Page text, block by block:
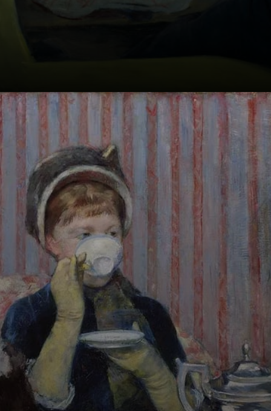
Mary Cassatts
Gemälde sind
nicht nur ein
Beitrag zum
Impressionismus,
sondern auch eine
Einladung zu
einem ruhigen